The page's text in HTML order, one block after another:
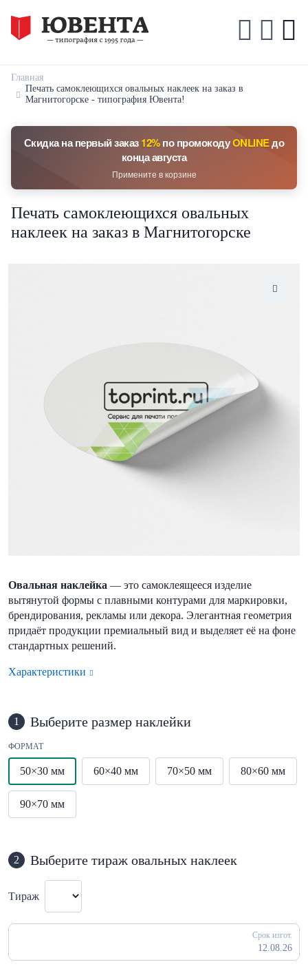
Главная
Печать самоклеющихся овальных наклеек на заказ в
Магнитогорске - типография Ювента!
Скидка на первый заказ12%по промокодуONLINEдо
конца августа
Примените в корзине
Печать самоклеющихся овальных
наклеек на заказ в Магнитогорске
Овальная наклейка — это самоклеящееся изделие
вытянутой формы с плавными контурами для маркировки,
брендирования, рекламы или декора. Элегантная геометрия
придаёт продукции премиальный вид и выделяет её на фоне
стандартных решений.
Характеристики
1 Выберите размер наклейки
ФОРМАТ
50×30 мм 60×40 мм 70×50 мм 80×60 мм
90×70 мм
2 Выберите тираж овальных наклеек
Тираж
Срок изгот.
12.08.26